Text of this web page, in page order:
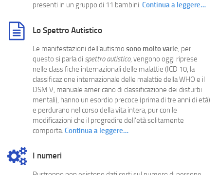
presenti in un gruppo di 11 bambini. Continua a leggere…
Lo Spettro Autistico
Le manifestazioni dell’autismo sono molto varie, per
questo si parla di spettro autistico, vengono oggi riprese
nelle classifiche internazionali delle malattie (ICD 10, la
classificazione internazionale delle malattie della WHO e il
DSM V, manuale americano di classificazione dei disturbi
mentali), hanno un esordio precoce (prima di tre anni di età)
e perdurano nel corso della vita intera, pur con le
modificazioni che il progredire dell’età solitamente
comporta. Continua a leggere…
I numeri